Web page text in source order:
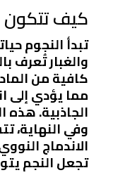
كيف تتكون
تبدأ النجوم
والغبار تُعرف
كافية من
مما يؤدي إلى
الجاذبية. هذه
وفي النهاية،
الاندماج
تجعل النجم